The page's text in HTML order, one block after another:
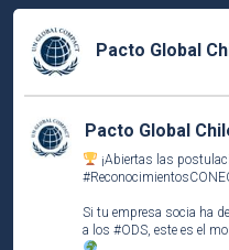
Pacto Global
Pacto Global
¡Abiertas las
Si tu empresa socia ha
a los #ODS , este es el